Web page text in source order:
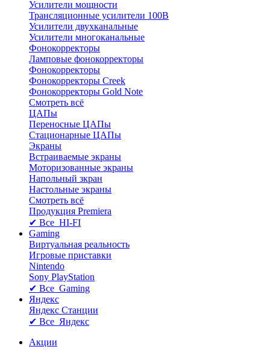
Усилители мощности
Трансляционные усилители 100В
Усилители двухканальные
Усилители многоканальные
Фонокорректоры
Ламповые фонокорректоры
Фонокорректоры
Фонокорректоры Creek
Фонокорректоры Gold Note
Смотреть всё
ЦАПы
Переносные ЦАПы
Стационарные ЦАПы
Экраны
Встраиваемые экраны
Моторизованные экраны
Напольный зкран
Настольные экраны
Смотреть всё
Продукция Premiera
✔ Все HI-FI
Gaming
Виртуальная реальность
Игровые приставки
Nintendo
Sony PlayStation
✔ Все Gaming
Яндекс
Яндекс Станции
✔ Все Яндекс
Акции